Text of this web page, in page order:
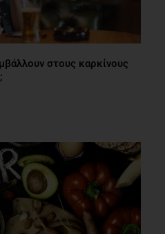
στους καρκίνους